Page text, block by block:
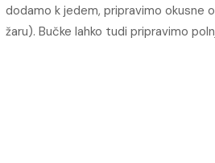
dodamo k jedem, pripravimo okusne
žaru). Bučke lahko tudi pripravimo